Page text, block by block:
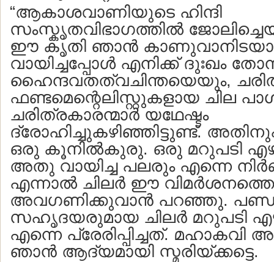
“ആകാശവാണിയുടെ ഹിന്ദി
സംസ്കൃതവിഭാഗത്തില്‍
ഈ കൃതി ഞാന്‍
വായിച്ചപ്പോള്‍ എനിക്ക് ദുഃഖം
ഹൈന്ദവതത്വചിന്തയെയും,
ഫണ്ടമെന്റെലിസ്റ്റുകളായ ചില
ചരിത്രകാരന്മാര്‍ യഥേഷ്ടം
ദ്രോഹിച്ചുകഴിഞ്ഞിട്ടുണ്ട്.
ഒരു കൂനില്‍കുരു. ഒരു മറുപടി
അതു വായിച്ച പലരും എന്നെ
എന്നാല്‍ ചിലര്‍ ഈ വിമര്‍ശനത്തെ
അവഗണിക്കുവാന്‍ പറഞ്ഞു.
സഹൃദയരുമായ ചിലര്‍ മറുപടി
എന്നെ പ്രേരിപ്പിച്ചത്. മഹാകവി
ഞാന്‍ ആദ്യമായി സ്മരിയ്ക്കട്ടെ.